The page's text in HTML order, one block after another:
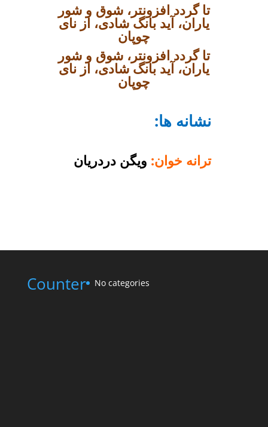
تا گردد افزونتر، شوق و شور
یاران، آید بانگ شادی، از نای
چوپان
تا گردد افزونتر، شوق و شور
یاران، آید بانگ شادی، از نای
چوپان
:نشانه ها
ترانه خوان: ویگن دردریان
Counter No categories